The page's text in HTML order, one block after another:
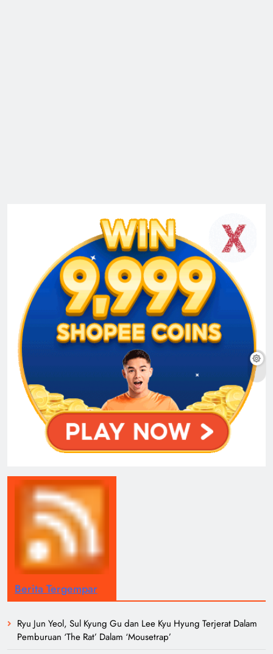
Berita Tergempar
Ryu Jun Yeol, Sul Kyung Gu dan Lee Kyu Hyung Terjerat Dalam
Pemburuan ‘The Rat’ Dalam ‘Mousetrap’